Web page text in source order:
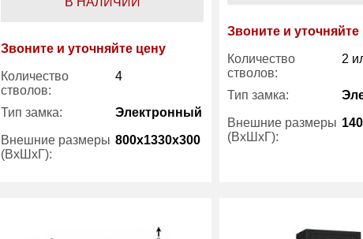
Звоните и уточняйте цену
Количество
стволов:
4
Тип замка: Электронный
Внешние размеры
(ВхШхГ):
800x1330x300
Звоните и уточняйте
Количество
стволов:
2
Тип замка:
Внешние размеры
(ВхШхГ):
7